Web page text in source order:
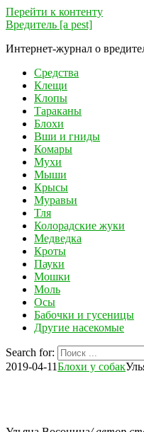
Перейти к контенту
Вредитель [a pest]
Интернет-журнал о
Средства
Клещи
Клопы
Тараканы
Блохи
Вши и гниды
Комары
Мухи
Мыши
Крысы
Муравьи
Тля
Колорадские жуки
Медведка
Кроты
Пауки
Мошки
Моль
Осы
Бабочки и гусеницы
Другие насекомые
Search for:
2019-04-11Блохи у собак